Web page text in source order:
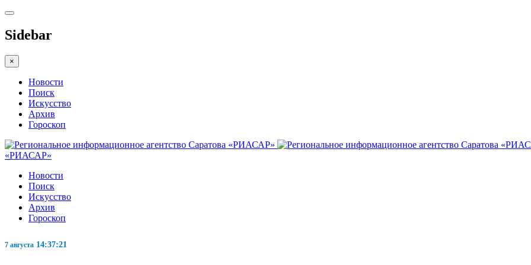
Sidebar
×
Новости
Поиск
Искусство
Архив
Гороскоп
«РИАСАР»
Новости
Поиск
Искусство
Архив
Гороскоп
7 августа 14:37:22